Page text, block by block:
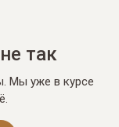
так
Мы уже в курсе